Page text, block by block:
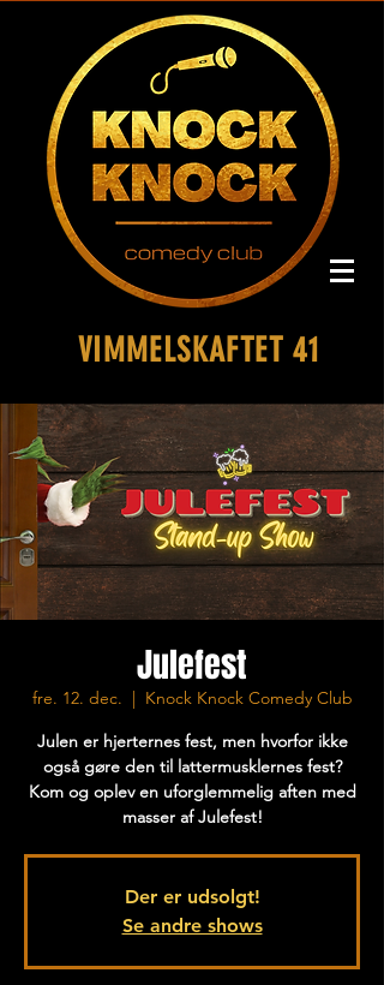
VIMMELSKAFTET 41
Julefest
fre. 12. dec.
  |
Knock Knock Comedy Club
Julen er hjerternes fest, men hvorfor ikke
også gøre den til lattermusklernes fest?
Kom og oplev en uforglemmelig aften med
masser af Julefest!
Der er udsolgt!
Se andre shows